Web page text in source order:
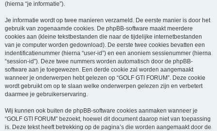
(hierna “je informatie”).
Je informatie wordt op twee manieren verzameld. De eerste manier is door het
gebruik van zogenaamde cookies. De phpBB-software maakt meerdere
cookies aan (kleine tekstbestanden die naar de tijdelijke internetbestanden
van je computer worden gedownload). De eerste twee cookies bevatten een
indentificatienummer (hierna “user-id”) en een anoniem sessienummer (hierna
“session-id”). Deze twee nummers worden automatisch door de phpBB-
software aan je toegewezen. Een derde cookie zal worden aangemaakt
wanneer je onderwerpen hebt gelezen op “GOLF GTI FORUM”. Deze cookie
wordt gebruikt om op te slaan welke onderwerpen gelezen zijn en verbetert
daarmee je gebruikerservaring.
Wij kunnen ook buiten de phpBB-software cookies aanmaken wanneer je
“GOLF GTI FORUM” bezoekt, hoewel dit document daarop niet van toepassing
is. Deze tekst heeft betrekking op de pagina’s die worden aangemaakt door de